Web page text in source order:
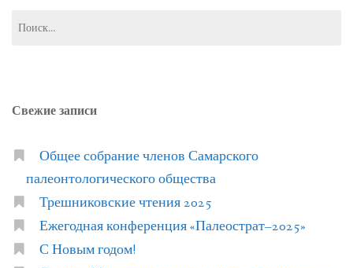
Свежие записи
Общее собрание членов Самарского
палеонтологического общества
Трешниковские чтения 2025
Ежегодная конференция «Палеострат–2025»
С Новым годом!